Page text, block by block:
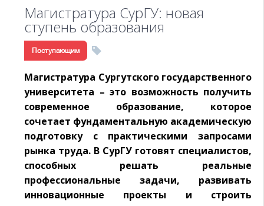
Магистратура СурГУ: новая
ступень образования
Поступающим
Магистратура Сургутского государственного
университета – это возможность получить
современное образование, которое
сочетает фундаментальную академическую
подготовку с практическими запросами
рынка труда. В СурГУ готовят специалистов,
способных решать реальные
профессиональные задачи, развивать
инновационные проекты и строить